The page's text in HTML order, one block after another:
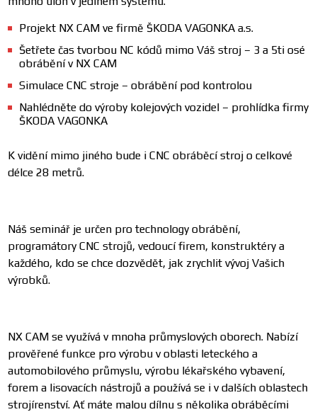
Projekt NX CAM ve firmě ŠKODA VAGONKA a.s.
Šetřete čas tvorbou NC kódů mimo Váš stroj – 3 a 5ti osé
obrábění v NX CAM
Simulace CNC stroje – obrábění pod kontrolou
Nahlédněte do výroby kolejových vozidel – prohlídka firmy
ŠKODA VAGONKA
K vidění mimo jiného bude i CNC obráběcí stroj o celkové
délce 28 metrů.
Náš seminář je určen pro technology obrábění,
programátory CNC strojů, vedoucí firem, konstruktéry a
každého, kdo se chce dozvědět, jak zrychlit vývoj Vašich
výrobků.
NX CAM se využívá v mnoha průmyslových oborech. Nabízí
prověřené funkce pro výrobu v oblasti leteckého a
automobilového průmyslu, výrobu lékařského vybavení,
forem a lisovacích nástrojů a používá se i v dalších oblastech
strojírenství. Ať máte malou dílnu s několika obráběcími